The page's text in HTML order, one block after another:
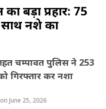
का बड़ा प्रहार: 75
नशे का
चम्पावत पुलिस ने 253
गिरफ्तार कर नशा
June 25, 2026